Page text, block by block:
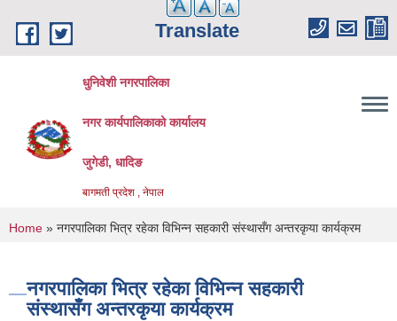
Translate
धुनिवेशी नगरपालिका
नगर कार्यपालिकाको कार्यालय
जुगेडी, धादिङ
बागमती प्रदेश , नेपाल
You are here
Home » नगरपालिका भित्र रहेका विभिन्न सहकारी संस्थासँग अन्तरकृया कार्यक्रम
नगरपालिका भित्र रहेका विभिन्न सहकारी
संस्थासँग अन्तरकृया कार्यक्रम